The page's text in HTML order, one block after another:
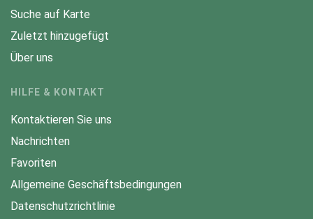
Suche auf Karte
Zuletzt hinzugefügt
Über uns
HILFE & KONTAKT
Kontaktieren Sie uns
Nachrichten
Favoriten
Allgemeine Geschäftsbedingungen
Datenschutzrichtlinie